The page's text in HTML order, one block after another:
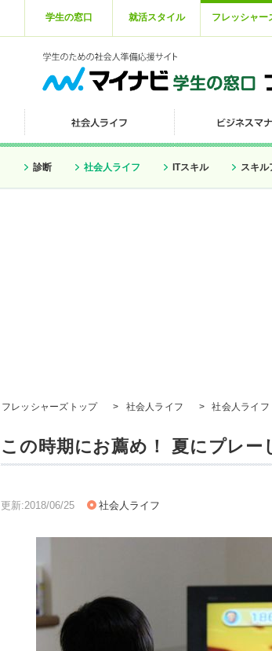
学生の窓口 就活スタイル フレッシャー
診断 社会人ライフ ITスキル スキル
フレッシャーズトップ > 社会人ライフ > 社会人ライフ
この時期にお薦め！ 夏にプレー
更新:2018/06/25 社会人ライフ